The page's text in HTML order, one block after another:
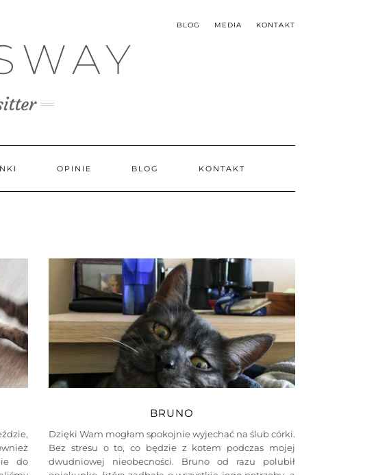
BLOG MEDIA KONTAKT
OPINIE BLOG KONTAKT
do
BRUNO
Dzięki Wam mogłam spokojnie wyjechać na ślub córki.
Bez stresu o to, co będzie z kotem podczas mojej
dwudniowej nieobecności. Bruno od razu polubił